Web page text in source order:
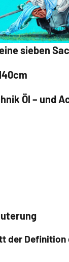
sieben
Öl – und
der Definition